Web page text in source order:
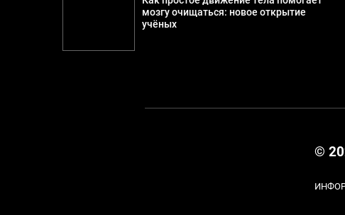
мозгу очищаться: новое открытие
учёных
©